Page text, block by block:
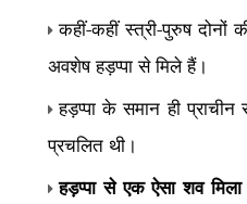
कहीं-कहीं स्त्री-पुरुष
अवशेष हड़प्पा से मिले हैं।
हड़प्पा के समान ही
प्रचलित थी।
हड़प्पा से एक ऐसा शव